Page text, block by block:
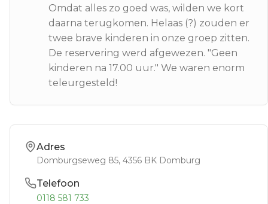
Omdat alles zo goed was, wilden we kort
daarna terugkomen. Helaas (?) zouden er
twee brave kinderen in onze groep zitten.
De reservering werd afgewezen. "Geen
kinderen na 17.00 uur." We waren enorm
teleurgesteld!
Adres
Domburgseweg 85, 4356 BK Domburg
Telefoon
0118 581 733